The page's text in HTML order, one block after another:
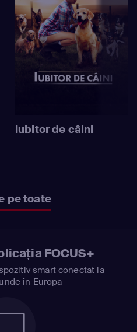
Iubitor de câini
pe toate
FOCUS+
smart conectat la
în Europa